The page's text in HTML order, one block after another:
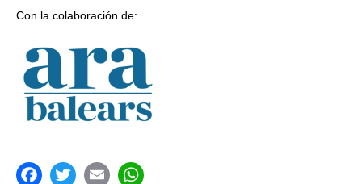
Con la colaboración de: